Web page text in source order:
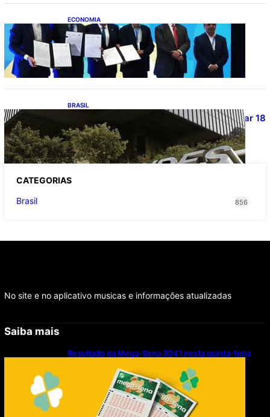
ECONOMIA
ApexBrasil participa de convênio para
investimento de R$ 2,63 milhões em
exportações de cachaça
BRASIL
Projetos de saneamento podem beneficiar 18
milhões de brasileiros
CATEGORIAS
Brasil
856
No site e no aplicativo musicas e informações atualizadas
Saiba mais
Resultado da Mega-Sena 3041 nesta quinta-feira